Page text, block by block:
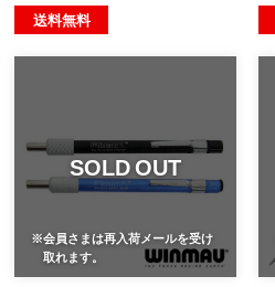
送料無料
SOLD OUT
※会員さまは再入荷メールを受け
取れます。